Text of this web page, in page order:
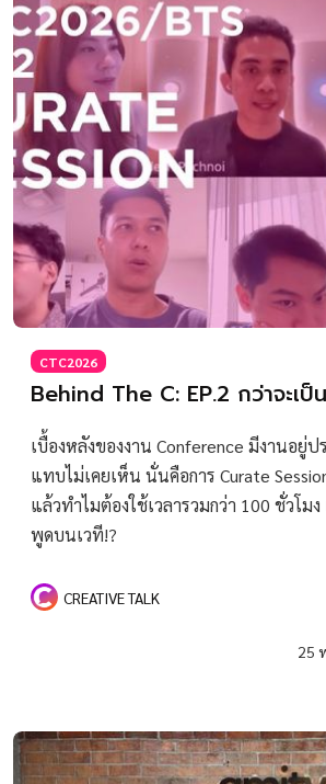
CTC2026
Behind The C: EP.2 กว่าจะเป็
เบื้องหลังของงาน Conference มีงานอยู่
แทบไม่เคยเห็น นั่นคือการ Curate
แล้วทำไมต้องใช้เวลารวมกว่า 100 ชั่วโม
พูดบนเวที!?
CREATIVE TALK
25